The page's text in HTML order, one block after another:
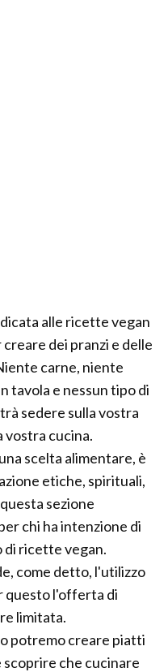
alle ricette vegan
dei pranzi e delle
carne, niente
tavola e nessun tipo di
sedere sulla vostra
vostra cucina.
scelta alimentare, è
etiche, spirituali,
sezione
chi ha intenzione di
ricette vegan.
come detto, l'utilizzo
questo l'offerta di
limitata.
potremo creare piatti
scoprire che cucinare